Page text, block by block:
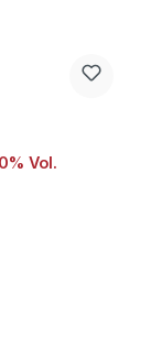
Vol.